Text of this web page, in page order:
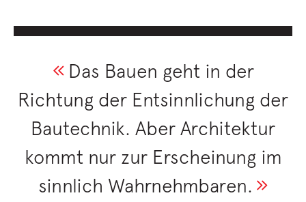
Das Bauen geht in der
Richtung der Entsinnlichung der
Bautechnik. Aber Architektur
kommt nur zur Erscheinung im
sinnlich Wahrnehmbaren.